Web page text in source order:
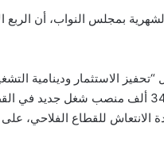
الاستثمار ودينامية
يزيد عن 63 ألف منصب شغل في قطاع الخدمات، وتسجيل نحو 34 ألف
الانتعاش للقطاع الفلاحي،